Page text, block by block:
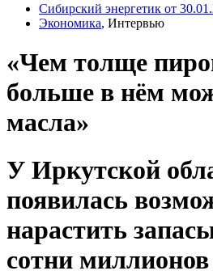
Сибирский энергетик от
Экономика, Интервью
«Чем толще
больше в нём
масла»
У Иркутской
появилась
нарастить
сотни